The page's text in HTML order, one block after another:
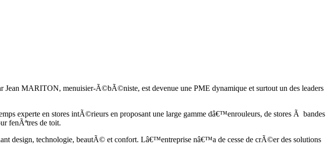
MARITON, menuisier-Ã©bÃ©niste, est devenue une PME dynamique et surtout un des leaders
experte en stores intÃ©rieurs en proposant une large gamme dâ€™enrouleurs, de stores Ã bandes
fenÃªtres de toit.
design, technologie, beautÃ© et confort. Lâ€™entreprise nâ€™a de cesse de crÃ©er des solutions